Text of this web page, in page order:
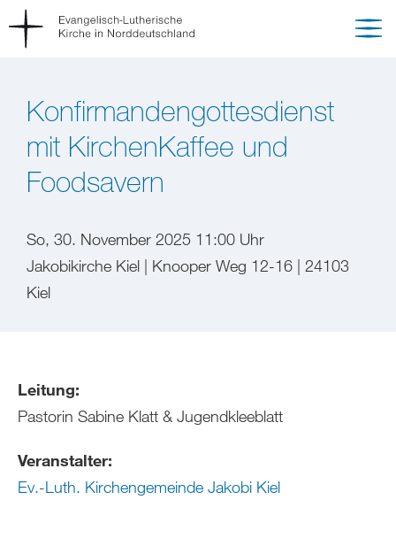
Konfirmandengottesdienst
mit KirchenKaffee und
Foodsavern
So, 30. November 2025 11:00 Uhr
Jakobikirche Kiel | Knooper Weg 12-16 | 24103
Kiel
Leitung:
Pastorin Sabine Klatt & Jugendkleeblatt
Veranstalter:
Ev.-Luth. Kirchengemeinde Jakobi Kiel